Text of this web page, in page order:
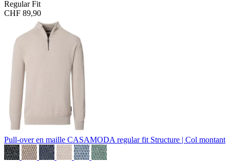
Regular Fit
CHF 89,90
Pull-over en maille CASAMODA regular fit Structure | Col montant